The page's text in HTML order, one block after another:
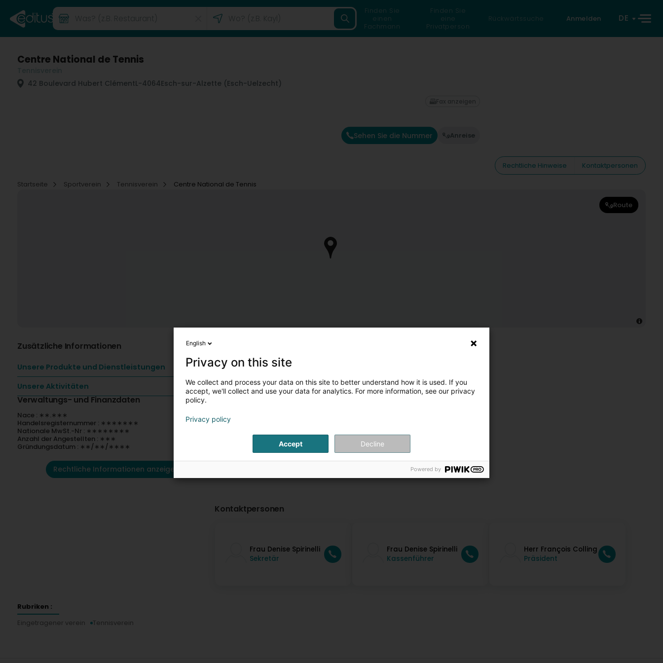
Finden Sie
einen
Fachmann
Finden Sie
eine
Privatperson
Rückwärtssuche Anmelden DE
Centre National de Tennis
42 Boulevard Hubert ClémentL-4064Esch-sur-Alzette (Esch-Uelzecht)
Sehen Sie die Nummer Anreise
Fax anzeigen
Rechtliche Hinweise
Kontaktpersonen
Startseite
Sportverein Tennisverein Centre National de Tennis
Route
Zusätzliche Informationen
Unsere Produkte und Dienstleistungen
Unsere Aktivitäten
Verwaltungs- und Finanzdaten
Nace : ∗∗.∗∗∗
Handelsregisternummer : ∗∗∗∗∗∗∗
Nationale MwSt.-Nr : ∗∗∗∗∗∗∗∗
Anzahl der Angestellten : ∗∗∗
Gründungsdatum : ∗∗/∗∗/∗∗∗∗
Rechtliche Informationen anzeigen
Kontaktpersonen
Frau Denise Spirinelli
Sekretär
Frau Denise Spirinelli
Kassenführer
Herr François Colling
Präsident
Rubriken :
Eingetragener verein
Tennisverein
English
Privacy on this site
We collect and process your data on this site to better understand how it is used. If you
accept, we'll collect and use your data for analytics. For more information, see our privacy
policy.
Privacy policy
Accept Decline
Powered by